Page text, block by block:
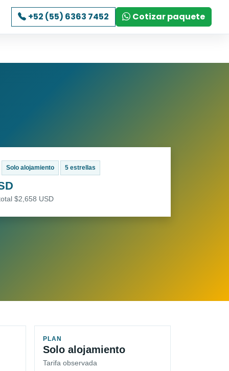
+52 (55) 6363 7452 Cotizar paquete
Solo alojamiento 5 estrellas
$2,658 USD
PLAN
Solo alojamiento
Tarifa observada